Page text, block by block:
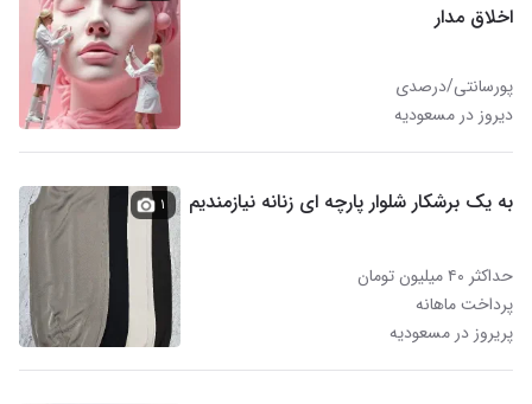
اخلاق مدار
پورسانتی/درصدی
دیروز در مسعودیه
به یک برشکار شلوار پارچه ای زنانه نیازمندیم
حداکثر ۴۰ میلیون تومان
پرداخت ماهانه
پریروز در مسعودیه
۱